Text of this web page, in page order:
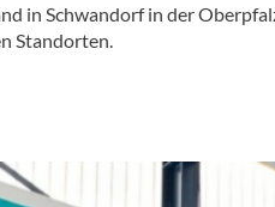
in Schwandorf in der
Standorten.